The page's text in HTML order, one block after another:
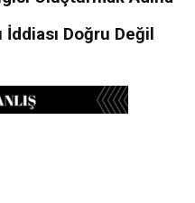
İddiası Doğru Değil